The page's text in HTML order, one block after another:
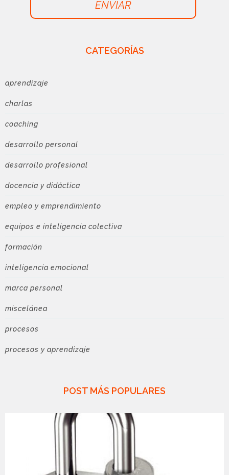
ENVIAR
CATEGORÍAS
aprendizaje
charlas
coaching
desarrollo personal
desarrollo profesional
docencia y didáctica
empleo y emprendimiento
equipos e inteligencia colectiva
formación
inteligencia emocional
marca personal
miscelánea
procesos
procesos y aprendizaje
POST MÁS POPULARES